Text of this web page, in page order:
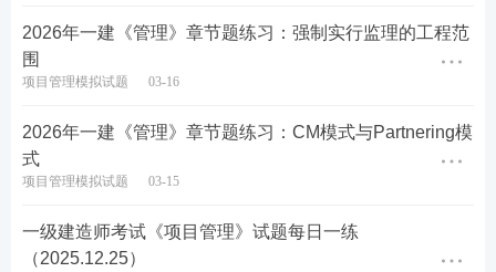
2016，关于质量管理基本原则的说法，正确的有(
)。
A.组织宗旨和目标的确立是质量管理的首要关注点
B.整个组织内各级胜任、经授权并积极参与的人员，
C.质量管理体系是由相互关联的过程所组成
2026年一建《管理》章节题练习：强制实行监理的工程范
围
项目管理模拟试题 03-16
2026年一建《管理》章节题练习：CM模式与Partnering模
式
项目管理模拟试题 03-15
一级建造师考试《项目管理》试题每日一练
（2025.12.25）